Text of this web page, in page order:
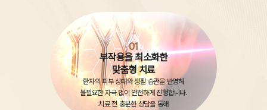
01
부작용을 최소화한
맞춤형 치료
환자의 피부 상태와 생활 습관을 반영해
불필요한 자극 없이 안전하게 진행합니다.
치료 전 충분한 상담을 통해